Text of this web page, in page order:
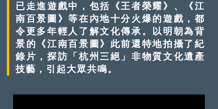
已走進遊戲中，包括《王者榮耀》、《江
南百景圖》等在內地十分火爆的遊戲，都
令更多年輕人了解文化傳承。以明朝為背
景的《江南百景圖》此前還特地拍攝了紀
錄片，探訪「杭州三絕」非物質文化遺產
技藝，引起大眾共鳴。